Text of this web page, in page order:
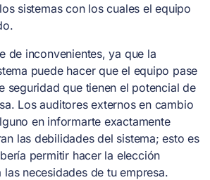
sistemas con los cuales el equipo
de inconvenientes, ya que la
puede hacer que el equipo pase
seguridad que tienen el potencial de
Los auditores externos en cambio
en informarte exactamente
las debilidades del sistema; esto es
permitir hacer la elección
necesidades de tu empresa.